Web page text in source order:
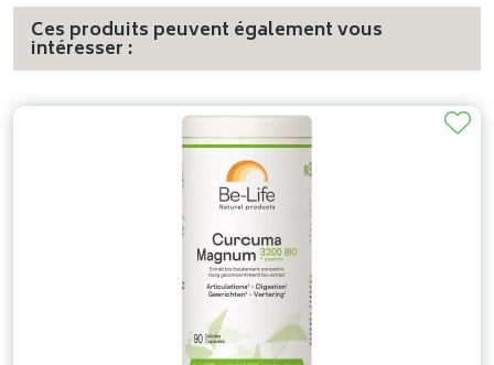
Ces produits peuvent également vous
intéresser :